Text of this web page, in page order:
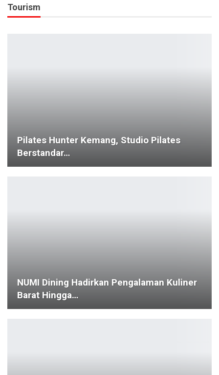
Tourism
ICE BSD Menyambut Ribuan Orang Dari
Seluruh Dunia Untuk…
Festival KOPLING 2025: Harmoni Musik
Koplo Dan Pop Dorong…